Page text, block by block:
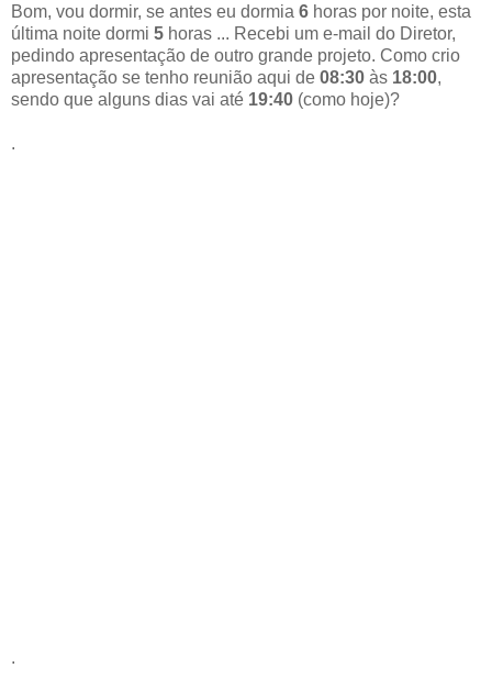
Bom, vou dormir, se antes eu dormia 6 horas por noite, esta
última noite dormi 5 horas ... Recebi um e-mail do Diretor,
pedindo apresentação de outro grande projeto. Como crio
apresentação se tenho reunião aqui de 08:30 às 18:00,
sendo que alguns dias vai até 19:40 (como hoje)?
.
.